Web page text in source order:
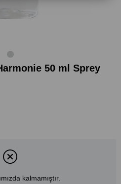
50 ml Sprey
kalmamıştır.